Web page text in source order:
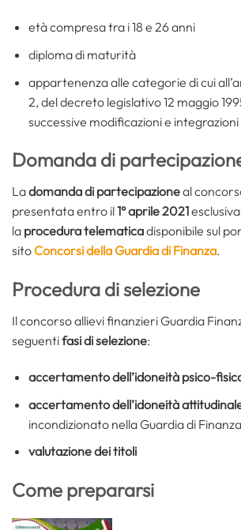
età compresa tra i 18 e 26 anni
diploma di maturità
appartenenza alle categorie di cui
2, del decreto legislativo 12 maggio
successive modificazioni e integrazioni
Domanda di
Ladomanda di partecipazioneal
presentata entro il1° aprile 2021
la procedura telematicadisponibile sul
sitoConcorsi della Guardia di Finanza.
Procedura di selezione
Il concorso allievi finanzieri Guardia
seguentifasi di selezione:
accertamento dell’idoneità psico-
accertamento dell’idoneità
incondizionato nella Guardia di
valutazione dei titoli
Come prepararsi